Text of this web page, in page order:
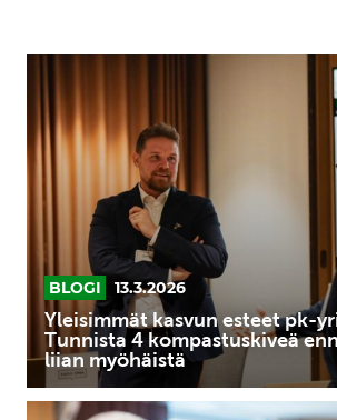
kasvun
esteet
pk-
Tunnista
kompastuskiveä
ennen
kuin
on
liian
myöhäistä
BLOGI 13.3.2026
Yleisimmät kasvun esteet pk-
Tunnista 4 kompastuskiveä
liian myöhäistä
Kehityskohteiden